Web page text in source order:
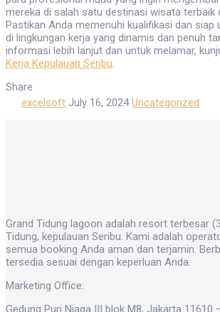
mereka di salah satu destinasi wisata terbaik
Pastikan Anda memenuhi kualifikasi dan siap
di lingkungan kerja yang dinamis dan penuh
informasi lebih lanjut dan untuk melamar,
Kerja Kepulauan Seribu.
Share
excelsoft July 16, 2024 Uncategorized
Grand Tidung lagoon adalah resort terbesar
Tidung, kepulauan Seribu. Kami adalah
semua booking Anda aman dan terjamin.
tersedia sesuai dengan keperluan Anda.
Marketing Office:
Gedung Puri Niaga III blok M8, Jakarta 11610